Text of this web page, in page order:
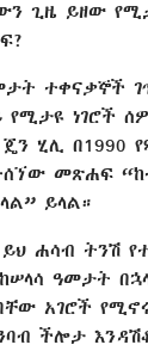
ጊዜ ይዘው
ተቀናቃኞች
ነገሮች
ሂሊ በ1990
መጽሐፍ
ይላል።
ሐሳብ ትንሽ
ዓመታት
አገሮች
ችሎታ